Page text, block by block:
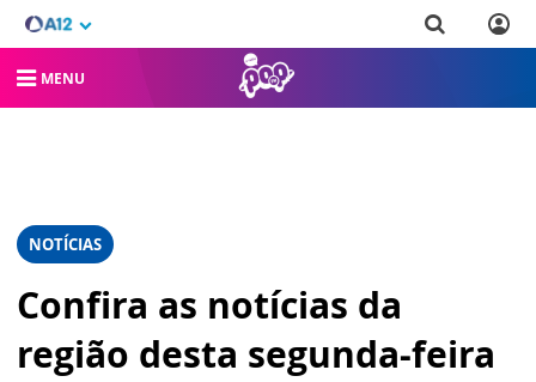
MENU
NOTÍCIAS
Confira as notícias da
região desta segunda-feira